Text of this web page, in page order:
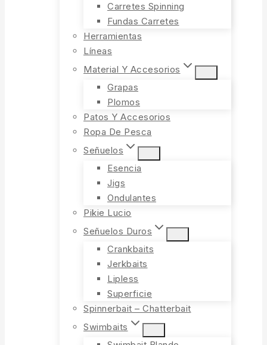
Carretes Spinning
Fundas Carretes
Herramientas
Líneas
Material Y Accesorios
Grapas
Plomos
Patos Y Accesorios
Ropa De Pesca
Señuelos
Esencia
Jigs
Ondulantes
Pikie Lucio
Señuelos Duros
Crankbaits
Jerkbaits
Lipless
Superficie
Spinnerbait – Chatterbait
Swimbaits